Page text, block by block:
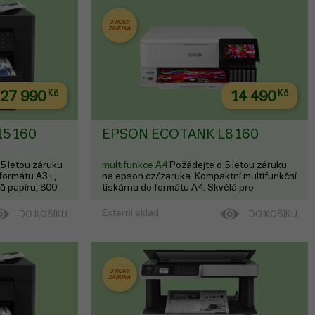
27 990Kč
letou záruku
A3+,
papíru, 800
DO KOŠÍKU
3 ROKY
ZÁRUKA
14 490Kč
EPSON ECOTANK L8160
multifunkce A4 Požádejte o 5 letou záruku
na epson.cz/zaruka. Kompaktní multifunkční
tiskárna do formátu A4. Skvělá pro
fotografie.
Externí sklad DO KOŠÍKU
3 ROKY
ZÁRUKA